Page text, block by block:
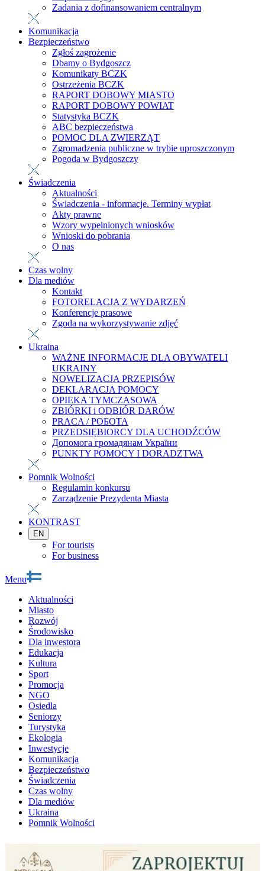
Zadania z dofinansowaniem centralnym
Komunikacja
Bezpieczeństwo
Zgłoś zagrożenie
Dbamy o Bydgoszcz
Komunikaty BCZK
Ostrzeżenia BCZK
RAPORT DOBOWY MIASTO
RAPORT DOBOWY POWIAT
Statystyka BCZK
ABC bezpieczeństwa
POMOC DLA ZWIERZĄT
Zgromadzenia publiczne w trybie uproszczonym
Pogoda w Bydgoszczy
Świadczenia
Aktualności
Świadczenia - informacje. Terminy wypłat
Akty prawne
Wzory wypełnionych wniosków
Wnioski do pobrania
O nas
Czas wolny
Dla mediów
Kontakt
FOTORELACJA Z WYDARZEŃ
Konferencje prasowe
Zgoda na wykorzystywanie zdjęć
Ukraina
WAŻNE INFORMACJE DLA OBYWATELI
UKRAINY
NOWELIZACJA PRZEPISÓW
DEKLARACJA POMOCY
OPIEKA TYMCZASOWA
ZBIÓRKI i ODBIÓR DARÓW
PRACA / РОБОТА
PRZEDSIĘBIORCY DLA UCHODŹCÓW
Допомога громадянам України
PUNKTY POMOCY I DORADZTWA
Pomnik Wolności
Regulamin konkursu
Zarządzenie Prezydenta Miasta
KONTRAST
EN
For tourists
For business
Menu
Aktualności
Miasto
Rozwój
Środowisko
Dla inwestora
Edukacja
Kultura
Sport
Promocja
NGO
Osiedla
Seniorzy
Turystyka
Ekologia
Inwestycje
Komunikacja
Bezpieczeństwo
Świadczenia
Czas wolny
Dla mediów
Ukraina
Pomnik Wolności